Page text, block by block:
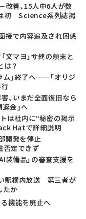
改善、15人中6人が数
初 Science系列誌掲
接で内容追及され困惑
マヨ」サ終の顛末と
は？
ム」終了へ──「オリジ
、いまだ全面復旧なら
金」へ
は社内に“秘密の掲示
Hatで詳細説明
開発を停止
否定できず
装備品」の審査支援を
い駅構内放送 第三者が
たか
機能を廃止へ